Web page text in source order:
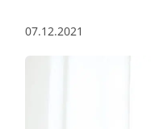
07.12.2021